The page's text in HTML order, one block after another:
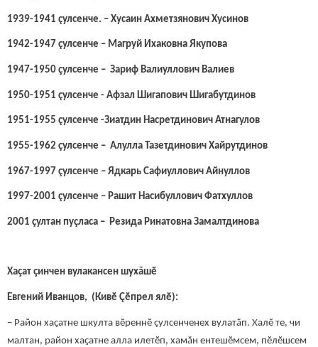
1939-1941 çулсенче. – Хусаин Ахметзянович Хусинов
1942-1947 çулсенче – Магруй Ихаковна Якупова
1947-1950 çулсенче – Зариф Валиуллович Валиев
1950-1951 çулсенче - Афзал Шигапович Шигабутдинов
1951-1955 çулсенче -Зиатдин Насретдинович Атнагулов
1955-1962 çулсенче – Алулла Тазетдинович Хайрутдинов
1967-1997 çулсенче – Ядкарь Сафиуллович Айнуллов
1997-2001 çулсенче – Рашит Насибуллович Фатхуллов
2001 çултан пуçласа – Резида Ринатовна Замалтдинова
Хаҫат ҫинчен вулакансен шухăшӗ
Евгений Иванцов, (Кивӗ Çӗпрел ялӗ):
– Район хаҫатне шкулта вӗреннӗ çулсенченех вулатӑп. Халӗ те, чи
малтан, район хаҫатне алла илетӗп, хамӑн ентешӗмсем, пӗлӗшсем